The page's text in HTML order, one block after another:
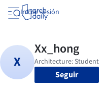
Iniciar sesión
Seguir